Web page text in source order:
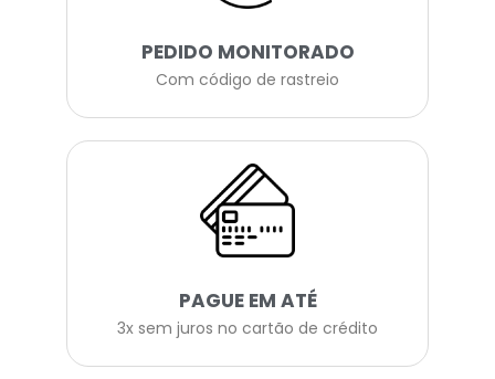
PEDIDO MONITORADO
Com código de rastreio
PAGUE EM ATÉ
3x sem juros no cartão de crédito